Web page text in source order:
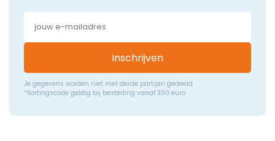
Inschrijven
Je gegevens worden niet met derde partijen gedeeld
*Kortingscode geldig bij besteding vanaf 300 euro